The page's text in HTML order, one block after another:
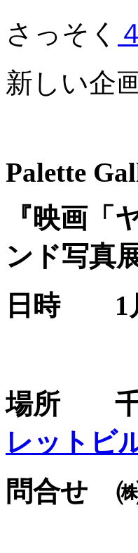
さっそく
新しい企
Palette
『映画「
ンド写真展
日時 1月
休館
場所 千
レットビ
問合せ